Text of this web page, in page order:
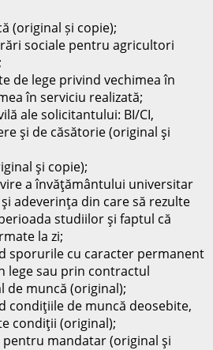
(original și copie);
sociale pentru agricultori
de lege privind vechimea în
în serviciu realizată;
ale solicitantului: BI/CI,
şi de căsătorie (original şi
şi copie);
a învăţământului universitar
adeverinţa din care să rezulte
studiilor şi faptul că
la zi;
sporurile cu caracter permanent
lege sau prin contractul
de muncă (original);
condiţiile de muncă deosebite,
condiţii (original);
mandatar (original şi